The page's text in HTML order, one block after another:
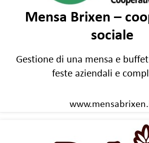
Mensa Brixen –
sociale
Gestione di una mensa e
feste aziendali e